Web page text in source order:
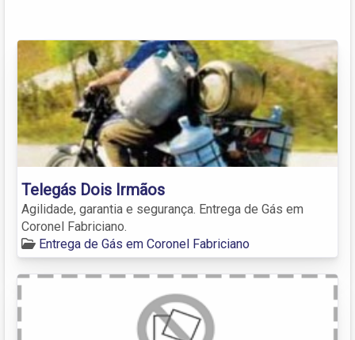
Telegás Dois Irmãos
Agilidade, garantia e segurança. Entrega de Gás em
Coronel Fabriciano.
Entrega de Gás em Coronel Fabriciano